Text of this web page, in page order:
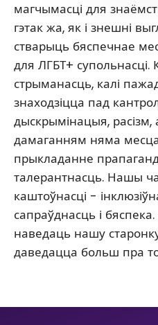
магчымасці для
гэтак жа, як і знешні
стварыць бяспечнае
для ЛГБТ+
стрыманасць, калі
знаходзіцца пад
дыскрымінацыя, расізм,
дамаганням няма
прыкладанне
талерантнасць. Нашы
каштоўнасці -
сапраўднасць і
наведаць нашу
даведацца больш пра